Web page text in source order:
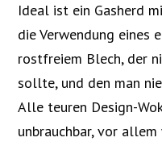
Ideal ist ein Gasherd
die Verwendung eines
rostfreiem Blech, der
sollte, und den man
Alle teuren Design-
unbrauchbar, vor